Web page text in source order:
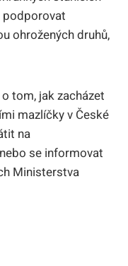
podporovat
ohrožených druhů,
tom, jak zacházet
mazlíčky v České
na
se informovat
Ministerstva